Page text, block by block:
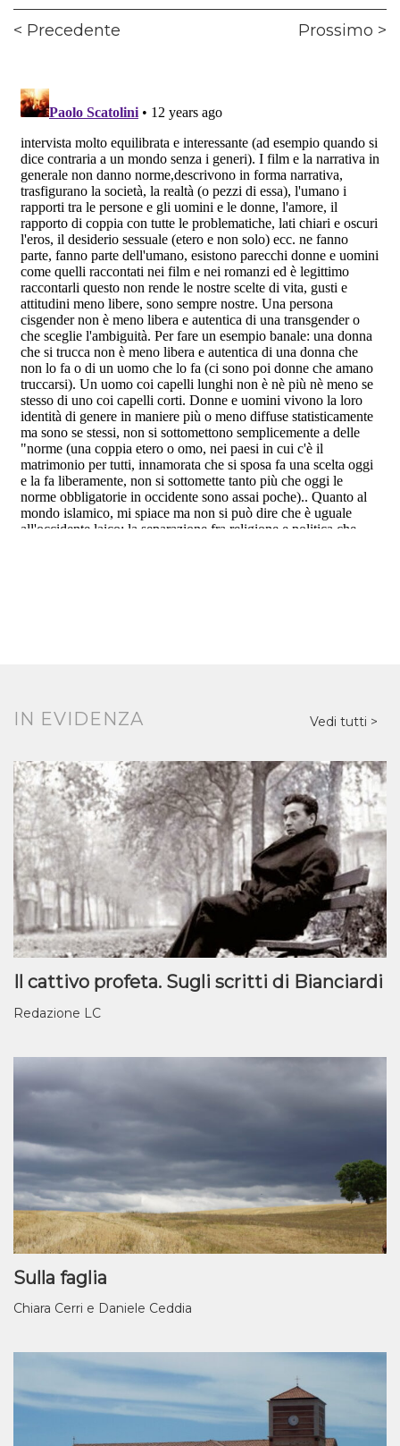
Navigazione
Precedente Prossimo
IN EVIDENZA Vedi tutti
Il cattivo profeta. Sugli scritti di Bianciardi
Redazione LC
Sulla faglia
Chiara Cerri e Daniele Ceddia